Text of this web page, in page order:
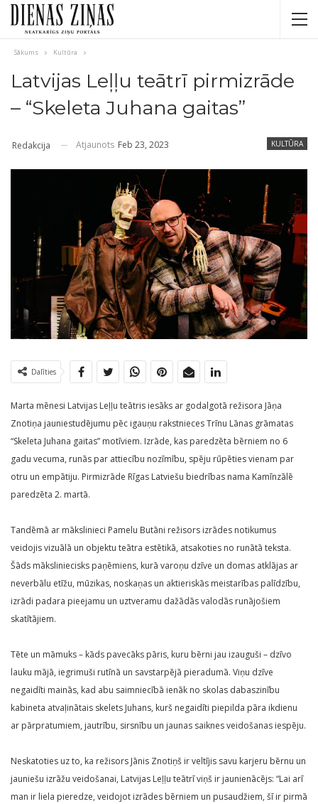
Sākums Kultūra
Latvijas Leļļu teātrī pirmizrāde
– “Skeleta Juhana gaitas”
KULTŪRA
Redakcija Atjaunots Feb 23, 2023
Dalīties
Marta mēnesi Latvijas Leļļu teātris iesāks ar godalgotā režisora Jāņa
Znotiņa jauniestudējumu pēc igauņu rakstnieces Trīnu Lānas grāmatas
“Skeleta Juhana gaitas” motīviem. Izrāde, kas paredzēta bērniem no 6
gadu vecuma, runās par attiecību nozīmību, spēju rūpēties vienam par
otru un empātiju. Pirmizrāde Rīgas Latviešu biedrības nama Kamīnzālē
paredzēta 2. martā.
Tandēmā ar mākslinieci Pamelu Butāni režisors izrādes notikumus
veidojis vizuālā un objektu teātra estētikā, atsakoties no runātā teksta.
Šāds māksliniecisks paņēmiens, kurā varoņu dzīve un domas atklājas ar
neverbālu etīžu, mūzikas, noskaņas un aktieriskās meistarības palīdzību,
izrādi padara pieejamu un uztveramu dažādās valodās runājošiem
skatītājiem.
Tēte un māmuks – kāds pavecāks pāris, kuru bērni jau izauguši – dzīvo
lauku mājā, iegrimuši rutīnā un savstarpējā pieradumā. Viņu dzīve
negaidīti mainās, kad abu saimniecībā ienāk no skolas dabaszinību
kabineta atvaļinātais skelets Juhans, kurš negaidīti piepilda pāra ikdienu
ar pārpratumiem, jautrību, sirsnību un jaunas saiknes veidošanas iespēju.
Neskatoties uz to, ka režisors Jānis Znotiņš ir veltījis savu karjeru bērnu un
jauniešu izrāžu veidošanai, Latvijas Leļļu teātrī viņš ir jaunienācējs: “Lai arī
man ir liela pieredze, veidojot izrādes bērniem un pusaudžiem, šī ir pirmā